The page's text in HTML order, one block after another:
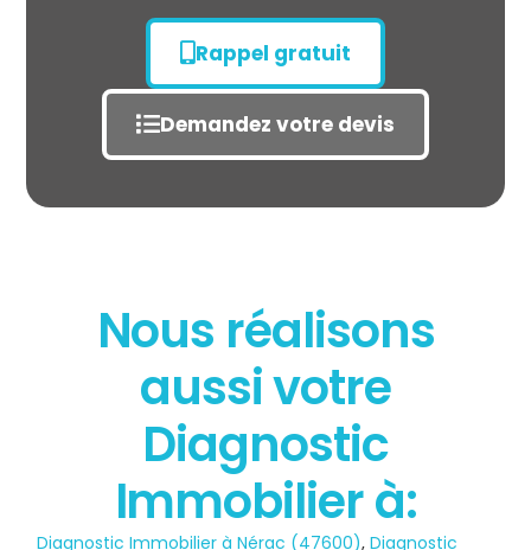
État des risques
POLLUTION
Rappel gratuit
Demandez votre devis
Nous réalisons
aussi votre
Diagnostic
Immobilier à:
Diagnostic Immobilier à Nérac (47600),Diagnostic